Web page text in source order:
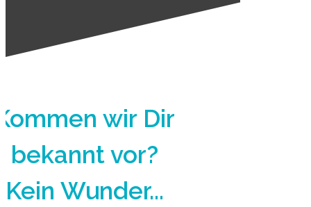
wir Dir
bekannt vor?
Kein Wunder...